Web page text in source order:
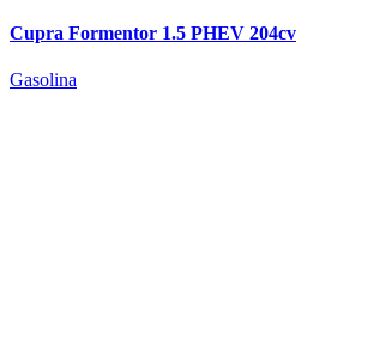
Cupra Formentor 1.5 PHEV 204cv
Gasolina